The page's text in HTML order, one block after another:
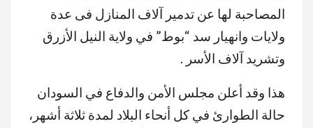
المصاحبة لها عن تدمير آلاف المنازل فى عدة
ولايات وانهيار سد “بوط” في ولاية النيل الأزرق
وتشريد آلاف الأسر .
هذا وقد أعلن مجلس الأمن والدفاع في السودان
حالة الطوارئ في كل أنحاء البلاد لمدة ثلاثة أشهر،